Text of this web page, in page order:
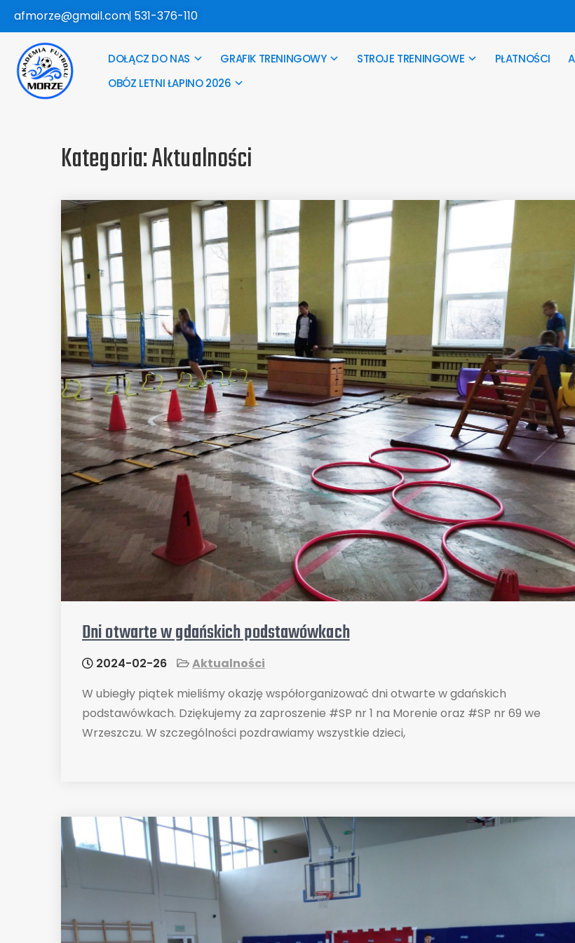
afmorze@gmail.com 531-376-110
DOŁĄCZ DO NAS GRAFIK TRENINGOWY STROJE TRENINGOWE PŁATNOŚCI
OBÓZ LETNI ŁAPINO 2026
Kategoria:Aktualności
Dni otwarte w gdańskich podstawówkach
2024-02-26
Aktualności
W ubiegły piątek mieliśmy okazję współorganizować dni otwarte w gdańskich
podstawówkach. Dziękujemy za zaproszenie #SP nr 1 na Morenie oraz #SP nr 69 we
Wrzeszczu. W szczególności pozdrawiamy wszystkie dzieci,